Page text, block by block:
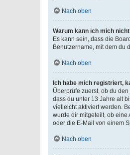
Nach oben
Warum kann ich mich
Es kann sein, dass die
Benutzername, mit dem du
Nach oben
Ich habe mich registriert,
Überprüfe zuerst, ob du
dass du unter 13 Jahre alt
vielleicht aktiviert werden.
wurde dir mitgeteilt, ob eine
oder die E-Mail von einem
Nach oben